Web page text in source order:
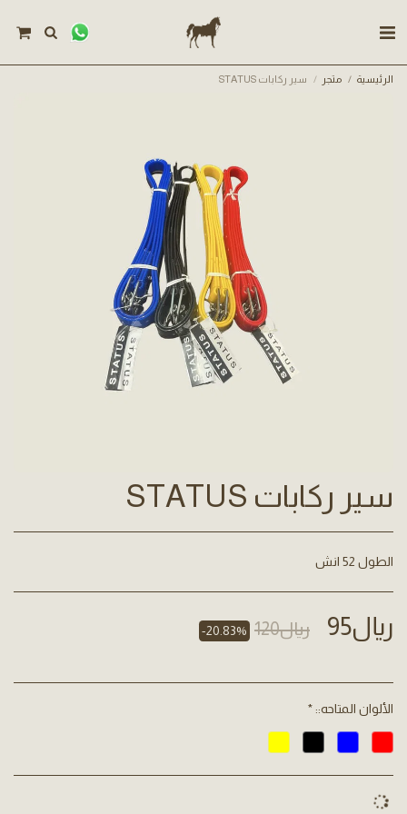
الرئيسية متجر سير ركابات STATUS
سير ركابات STATUS
الطول 52 انش
﷼95 ﷼120
-20.83%
الألوان المتاحه::*